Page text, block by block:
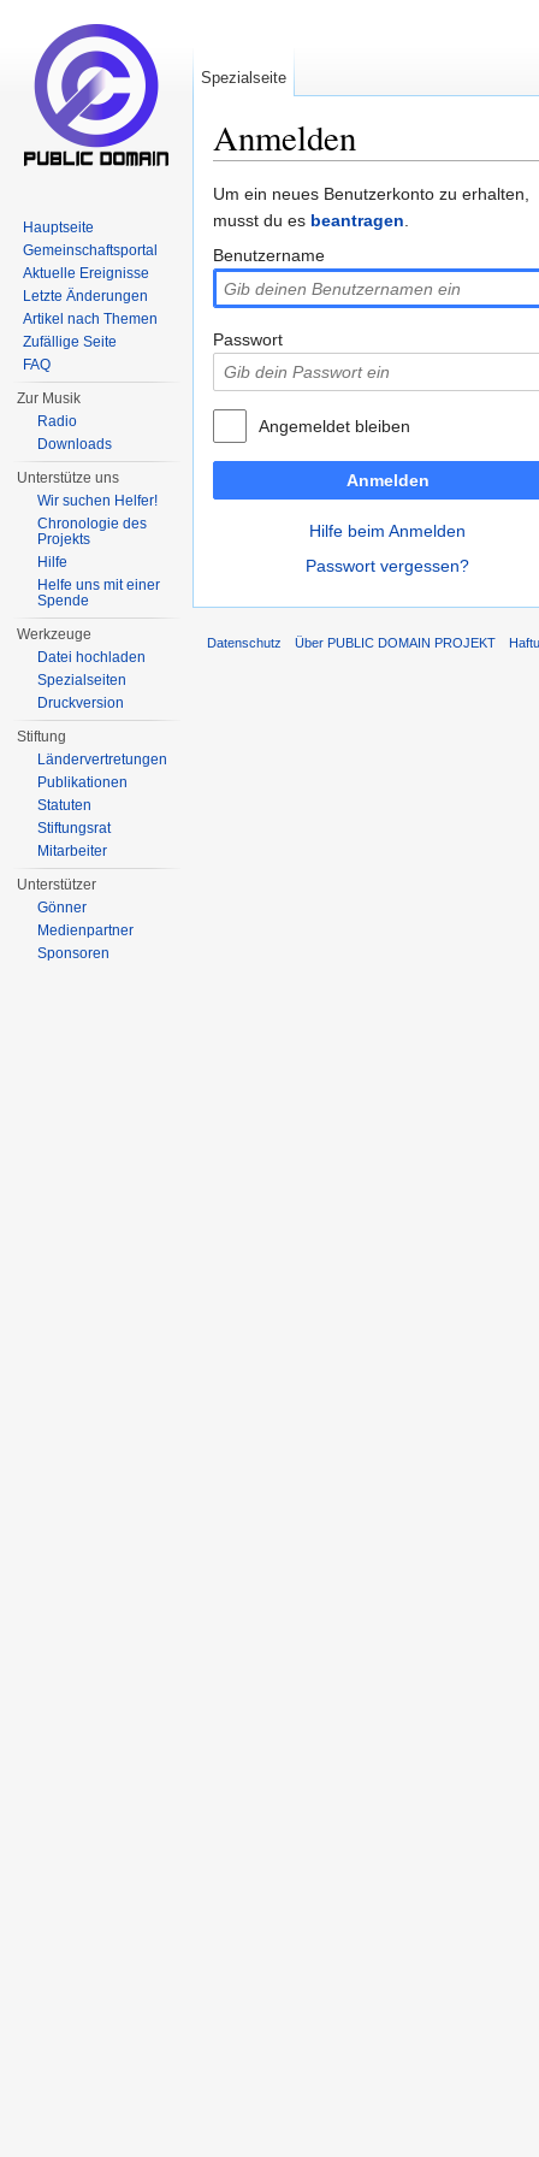
Anmelden
Um ein neues Benutzerkonto zu erhalten,
musst du es beantragen.
Benutzername
Passwort
Angemeldet bleiben
Anmelden
Hilfe beim Anmelden
Passwort vergessen?
Spezialseite
Hauptseite
Gemeinschaftsportal
Aktuelle Ereignisse
Letzte Änderungen
Artikel nach Themen
Zufällige Seite
FAQ
Zur Musik
Radio
Downloads
Unterstütze uns
Wir suchen Helfer!
Chronologie des
Projekts
Hilfe
Helfe uns mit einer
Spende
Werkzeuge
Datei hochladen
Spezialseiten
Druckversion
Stiftung
Ländervertretungen
Publikationen
Statuten
Stiftungsrat
Mitarbeiter
Unterstützer
Gönner
Medienpartner
Sponsoren
Datenschutz Über PUBLIC DOMAIN PROJEKT